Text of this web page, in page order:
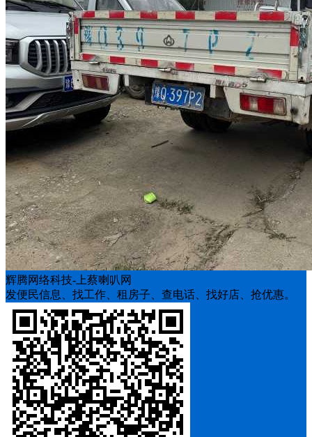
辉腾网络科技-上蔡喇叭网
发便民信息、找工作、租房子、查电话、找好店、抢优惠。